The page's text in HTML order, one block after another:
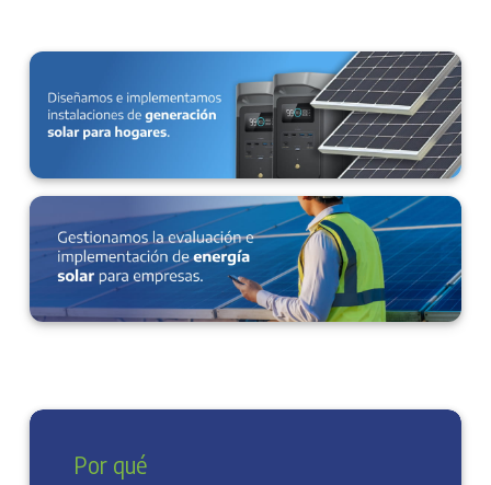
Por qué